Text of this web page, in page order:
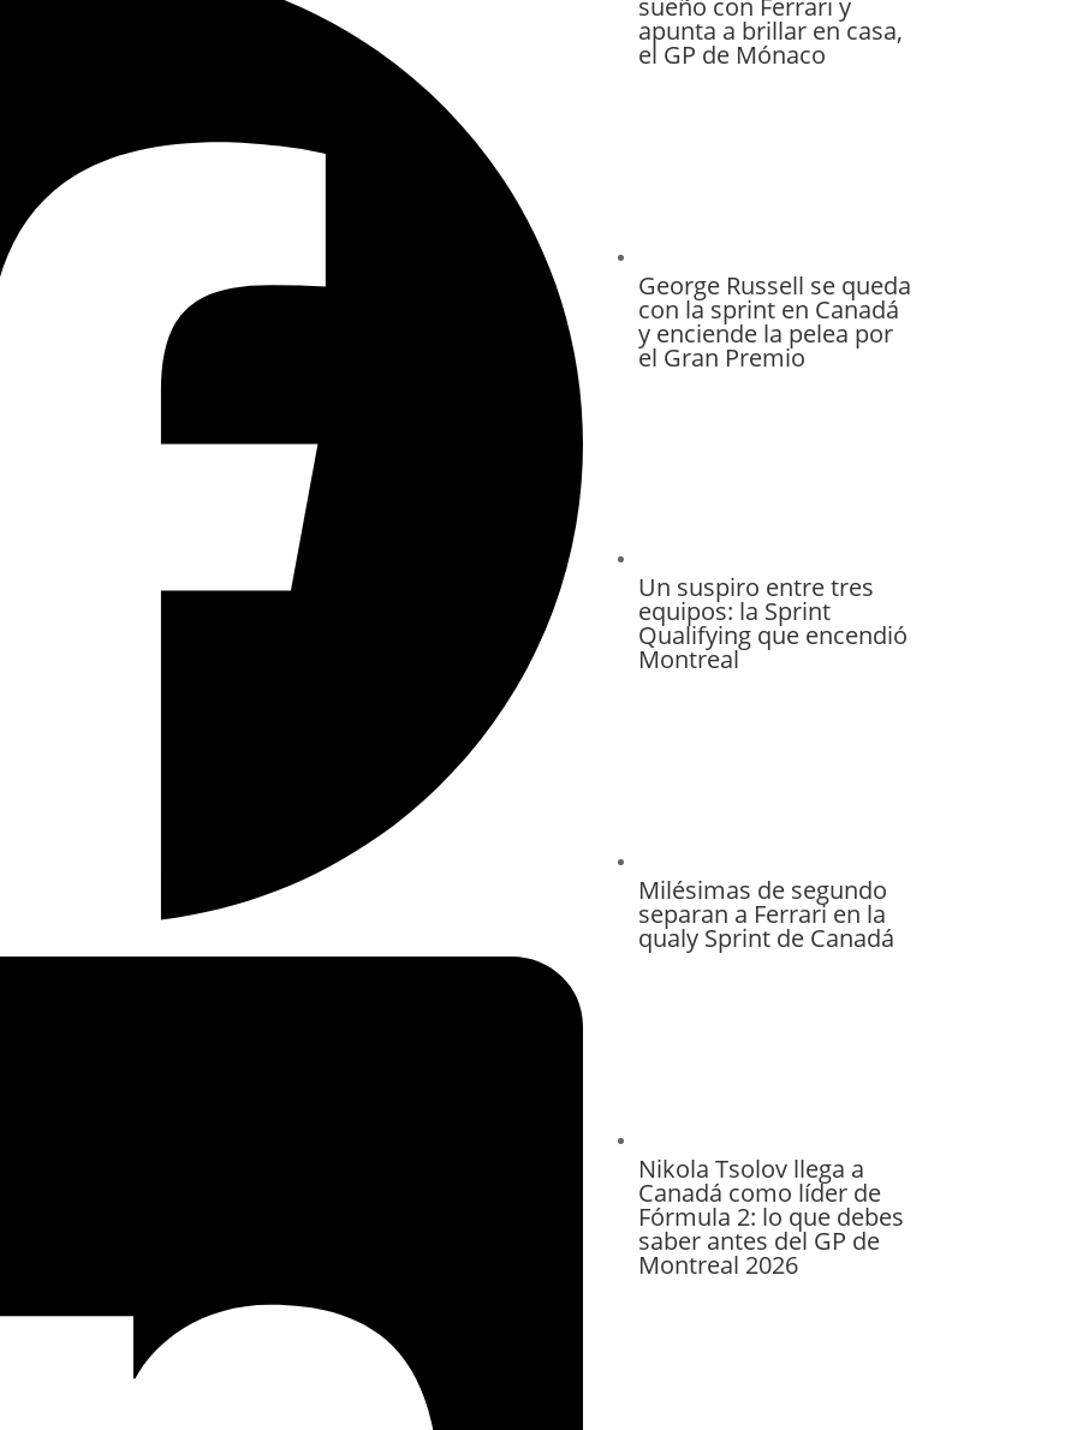
sueño con Ferrari y
apunta a brillar en casa,
el GP de Mónaco
George Russell se queda
con la sprint en Canadá
y enciende la pelea por
el Gran Premio
Un suspiro entre tres
equipos: la Sprint
Qualifying que encendió
Montreal
Milésimas de segundo
separan a Ferrari en la
qualy Sprint de Canadá
Nikola Tsolov llega a
Canadá como líder de
Fórmula 2: lo que debes
saber antes del GP de
Montreal 2026